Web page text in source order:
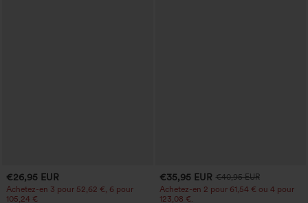
€26,95 EUR
Achetez-en 3 pour 52,62 €, 6 pour
105,24 €
€35,95 EUR €40,95 EUR
Achetez-en 2 pour 61,54 € ou 4 pour
123,08 €.